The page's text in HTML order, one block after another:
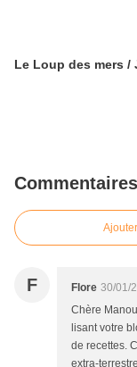
Le Loup des mers /
Commentaires
F Flore 30/01/
Chère
lisant votre
de recettes.
extra-